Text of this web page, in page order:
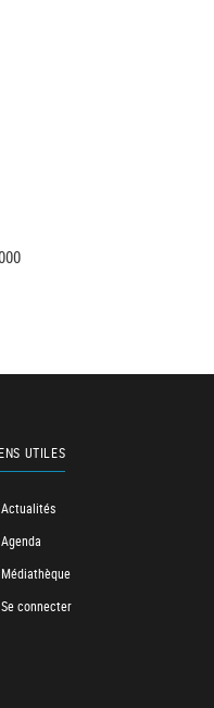
UTILES
Actualités
Agenda
Médiathèque
Se connecter